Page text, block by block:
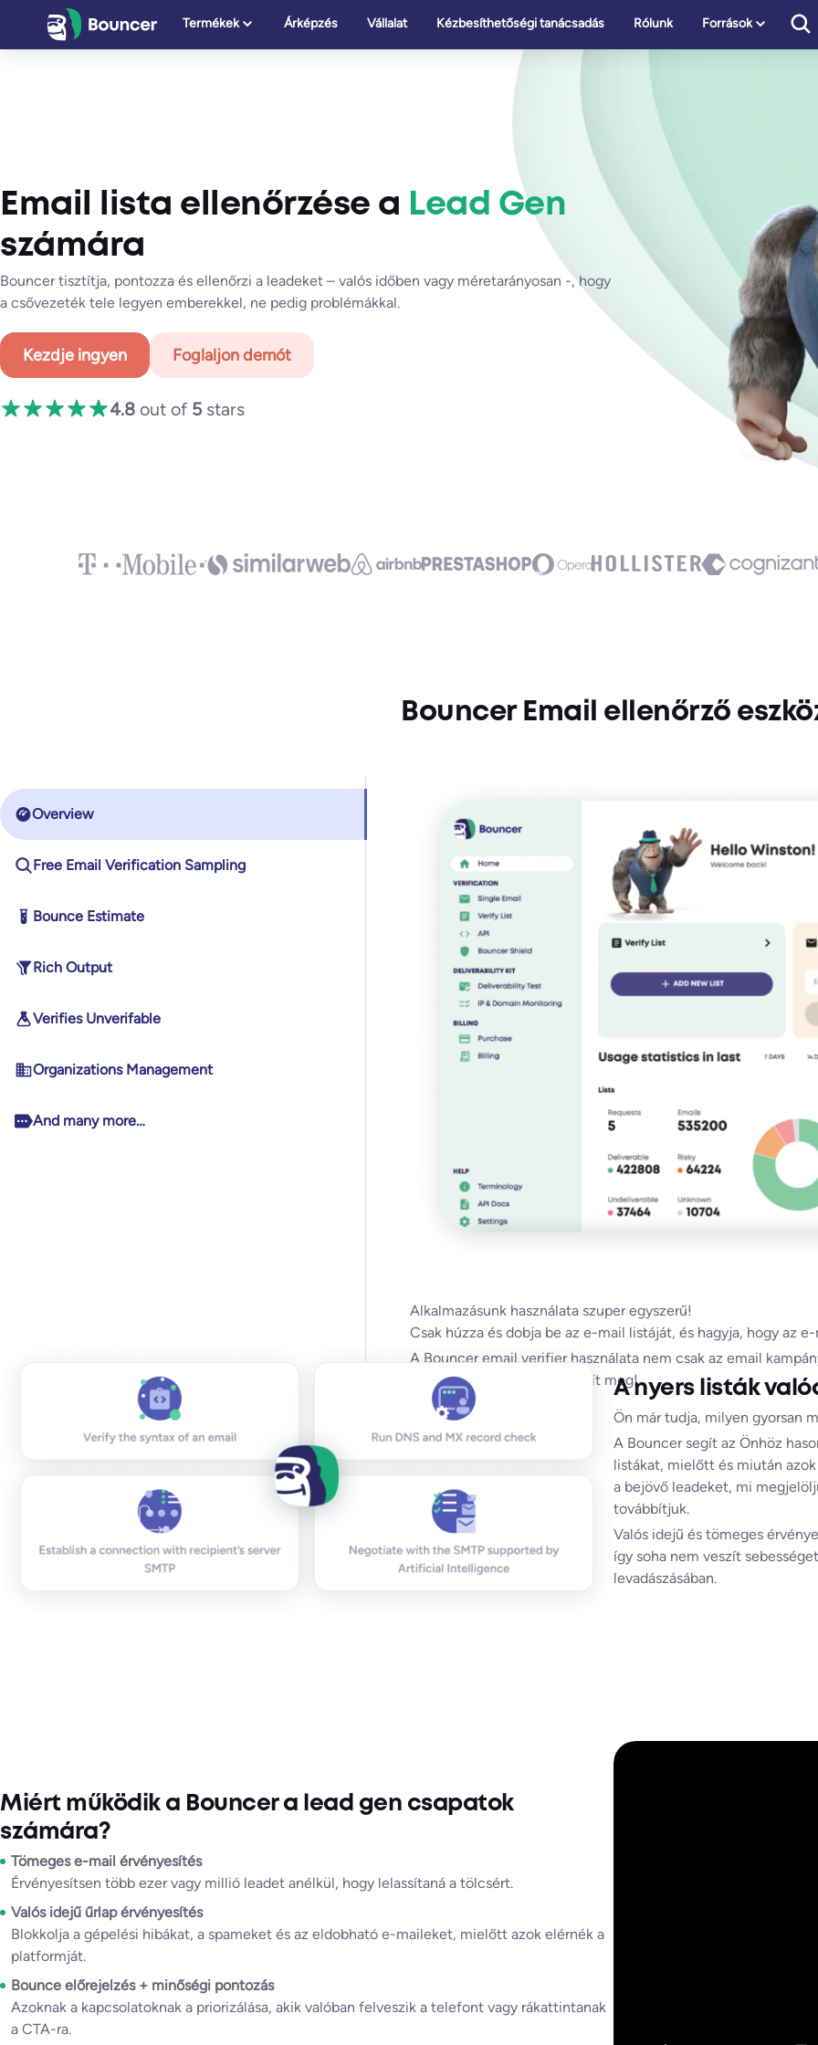
Termékek Árképzés Vállalat Kézbesíthetőségi tanácsadás Rólunk Források
Email lista ellenőrzése a Lead Gen
számára
Bouncer tisztítja, pontozza és ellenőrzi a leadeket – valós időben vagy méretarányosan -, hogy
a csővezeték tele legyen emberekkel, ne pedig problémákkal.
Kezdje ingyen Foglaljon demót
4.8 out of 5 stars
Bouncer Email ellenőrző
Overview
Free Email Verification Sampling
Bounce Estimate
Rich Output
Verifies Unverifable
Organizations Management
And many more…
Alkalmazásunk használata szuper egyszerű!
Csak húzza és dobja be az e-mail listáját, és hagyja, hogy az
A Bouncer email verifier használata nem csak az email
energiát, időt és pénzt takarít meg!
A Google és a Microsoft által üzemeltetett Catch-All e-mail
Spam-szűrővel védett e-mail címek,
A hiánypótló szolgáltatók által üzemeltetett e-mail címek.
A nyers listák
Ön már tudja, milyen gyorsan
A Bouncer segít az Önhöz
listákat, mielőtt és miután
a bejövő leadeket, mi
továbbítjuk.
Valós idejű és tömeges
így soha nem veszít
levadászásában.
Miért működik a Bouncer a lead gen csapatok
számára?
Tömeges e-mail érvényesítés
Érvényesítsen több ezer vagy millió leadet anélkül, hogy lelassítaná a tölcsért.
Valós idejű űrlap érvényesítés
Blokkolja a gépelési hibákat, a spameket és az eldobható e-maileket, mielőtt azok elérnék a
platformját.
Bounce előrejelzés + minőségi pontozás
Azoknak a kapcsolatoknak a priorizálása, akik valóban felveszik a telefont vagy rákattintanak
a CTA-ra.